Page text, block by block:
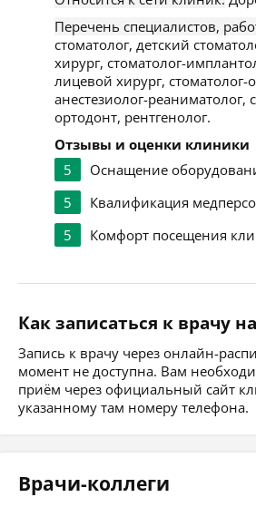
Перечень специалистов,
стоматолог, детский
хирург, стоматолог-
лицевой хирург, стоматолог-
анестезиолог-реаниматолог,
ортодонт, рентгенолог.
Отзывы и оценки клиники
5
Оснащение
5
Квалификация
5
Комфорт посещения
Как записаться к врачу
Запись к врачу через онлайн-
момент не доступна. Вам
приём через официальный сайт
указанному там номеру телефона.
Врачи-коллеги